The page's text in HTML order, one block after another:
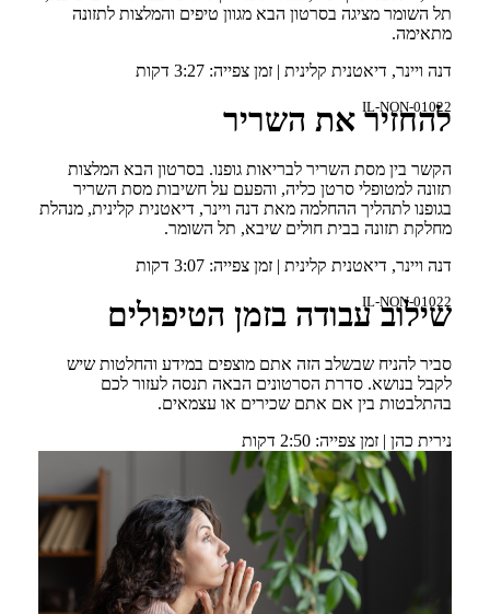
תל השומר מציגה בסרטון הבא מגוון טיפים והמלצות לתזונה
מתאימה.
דנה ויינר, דיאטנית קלינית | זמן צפייה: 3:27 דקות
IL-NON-01022
להחזיר את השריר
הקשר בין מסת השריר לבריאות גופנו. בסרטון הבא המלצות
תזונה למטופלי סרטן כליה, והפעם על חשיבות מסת השריר
בגופנו לתהליך ההחלמה מאת דנה ויינר, דיאטנית קלינית, מנהלת
מחלקת תזונה בבית חולים שיבא, תל השומר.
דנה ויינר, דיאטנית קלינית | זמן צפייה: 3:07 דקות
IL-NON-01022
שילוב עבודה בזמן הטיפולים
סביר להניח שבשלב הזה אתם מוצפים במידע והחלטות שיש
לקבל בנושא. סדרת הסרטונים הבאה תנסה לעזור לכם
בהתלבטות בין אם אתם שכירים או עצמאים.
נירית כהן | זמן צפייה: 2:50 דקות
IL-NON-00684